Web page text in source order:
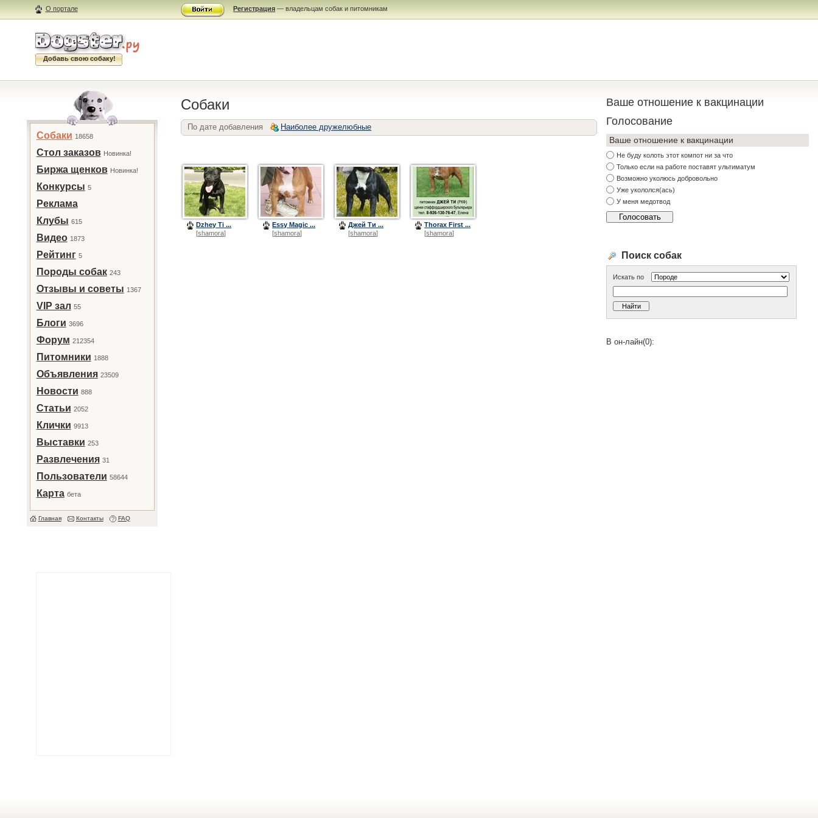
О портале Регистрация — владельцам собак и питомникам
Добавь свою собаку!
Собаки 18658
Стол заказов Новинка!
Биржа щенков Новинка!
Конкурсы 5
Реклама
Клубы 615
Видео 1873
Рейтинг 5
Породы собак 243
Отзывы и советы 1367
VIP зал 55
Блоги 3696
Форум 212354
Питомники 1888
Объявления 23509
Новости 888
Статьи 2052
Клички 9913
Выставки 253
Развлечения 31
Пользователи 58644
Карта бета
Главная Контакты FAQ
Собаки
По дате добавления Наиболее дружелюбные
Dzhey Ti ...
[shamora]
Essy Magic ...
[shamora]
Джей Ти ...
[shamora]
Thorax First ...
[shamora]
Ваше отношение к вакцинации
Голосование
Ваше отношение к вакцинации
Не буду колоть этот компот ни за что
Только если на работе поставят ультиматум
Возможно уколюсь добровольно
Уже укололся(ась)
У меня медотвод
Поиск собак
Искать по
В он-лайн(0):